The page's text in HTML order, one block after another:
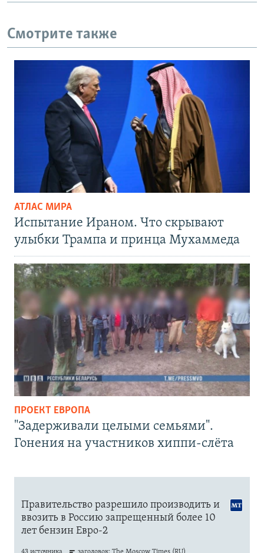
Смотрите также
АТЛАС МИРА
Испытание Ираном. Что скрывают
улыбки Трампа и принца Мухаммеда
ПРОЕКТ ЕВРОПА
"Задерживали целыми семьями".
Гонения на участников хиппи-слёта